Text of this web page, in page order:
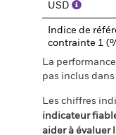
USD
Indice de
contrainte 1
La
pas inclus
Les chiffres
indicateur
aider à évaluer